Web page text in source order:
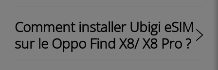
Comment installer Ubigi eSIM
sur le Oppo Find X8/ X8 Pro ?